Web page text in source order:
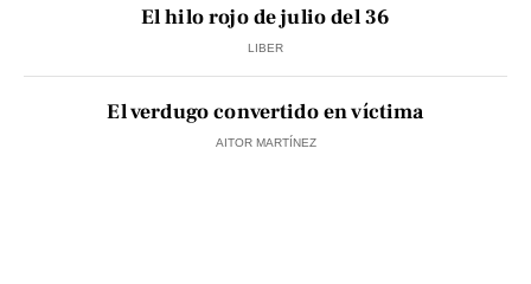
El hilo rojo de julio del 36
LIBER
El verdugo convertido en víctima
AITOR MARTÍNEZ